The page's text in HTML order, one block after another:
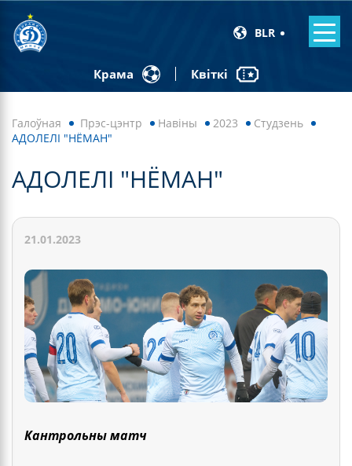
BLR
Крама Квіткі
Галоўная Прэс-цэнтр Навiны 2023
Студзень
АДОЛЕЛІ "НЁМАН"
АДОЛЕЛІ "НЁМАН"
21.01.2023
Кантрольны матч